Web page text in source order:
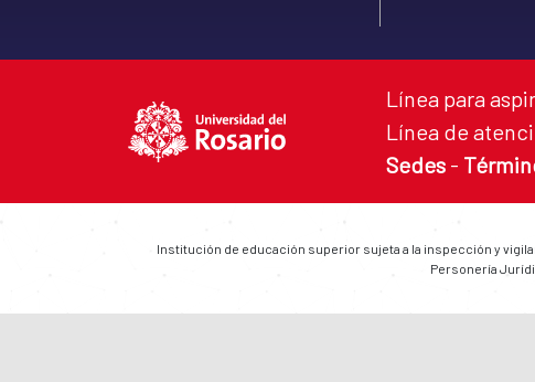
Línea para
Línea de
Sedes -
Institución de educación superior sujeta a la inspección y
Personería